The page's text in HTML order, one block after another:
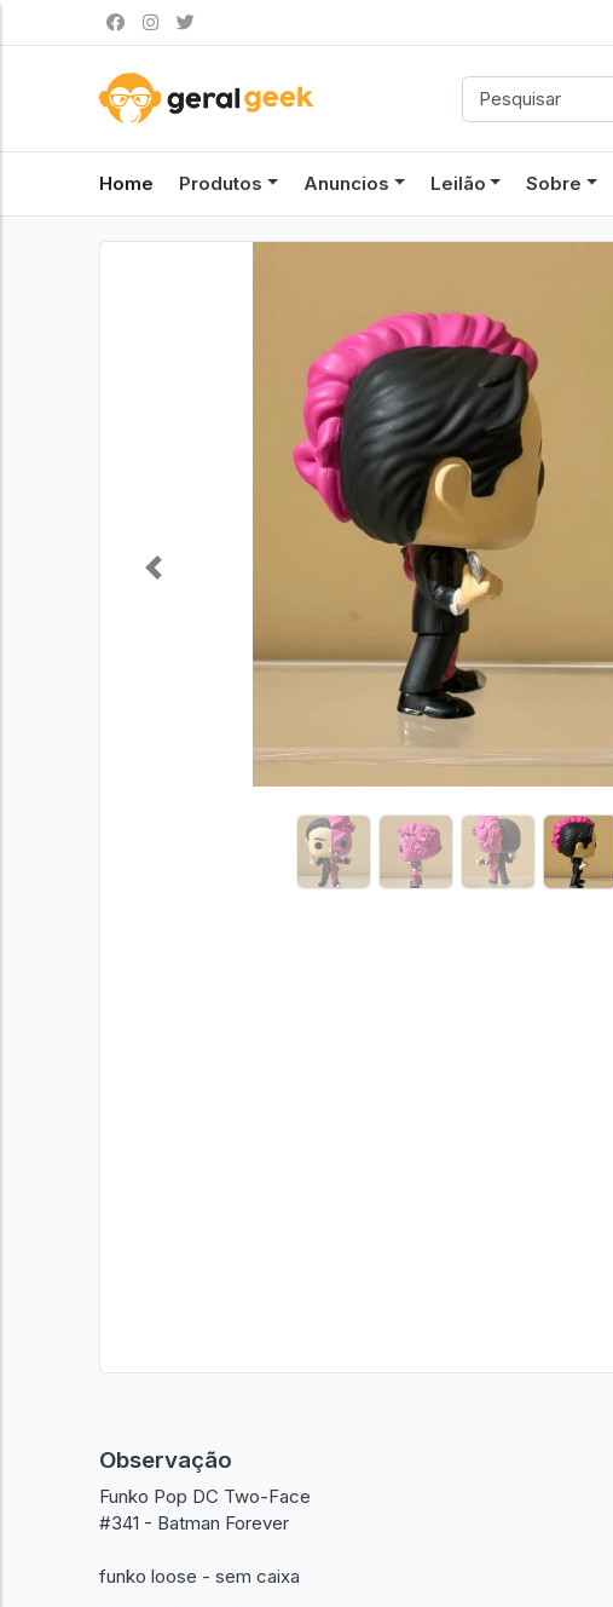
Home Produtos Anuncios Leilão Sobre
Previous
Observação
Funko Pop DC Two-Face
#341 - Batman Forever
funko loose - sem caixa